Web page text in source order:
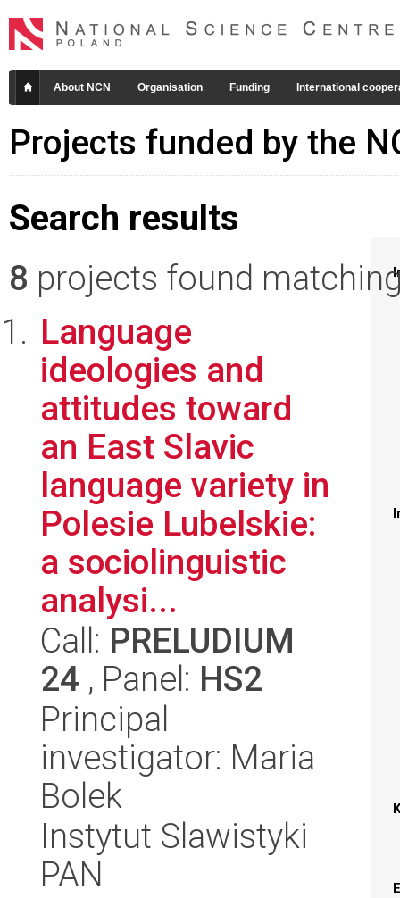
About NCN Organisation Funding International
Projects funded by the
Search results
8 projects found
Language
ideologies and
attitudes toward
an East Slavic
language variety in
Polesie Lubelskie:
a sociolinguistic
analysi...
Call: PRELUDIUM
24 , Panel: HS2
Principal
investigator: Maria
Bolek
Instytut Slawistyki
PAN